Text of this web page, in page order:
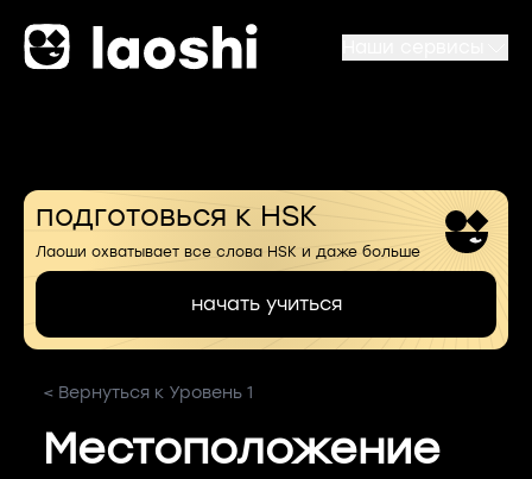
подготовься к HSK
Лаоши охватывает все слова HSK и даже больше
начать учиться
< Вернуться к Уровень 1
Местоположение